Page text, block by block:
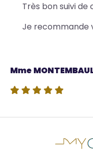
Très bon suivi de
Je recommande
Source
Mme